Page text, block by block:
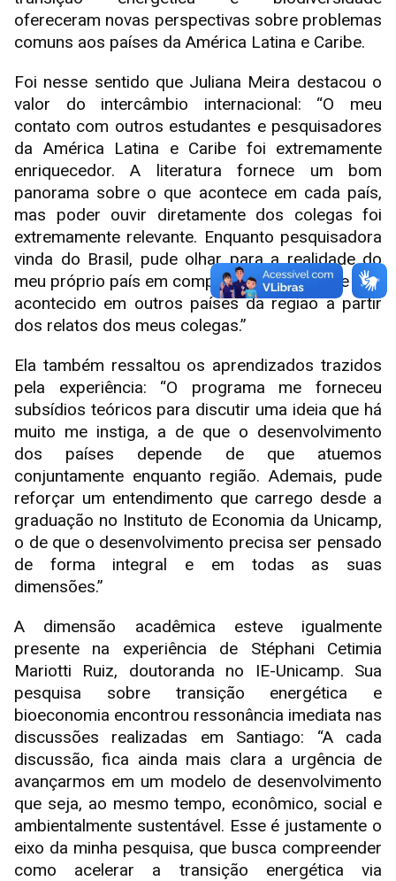
ofereceram novas perspectivas sobre problemas
comuns aos países da América Latina e Caribe.
Foi nesse sentido que Juliana Meira destacou o
valor do intercâmbio internacional: “O meu
contato com outros estudantes e pesquisadores
da América Latina e Caribe foi extremamente
enriquecedor. A literatura fornece um bom
panorama sobre o que acontece em cada país,
mas poder ouvir diretamente dos colegas foi
extremamente relevante. Enquanto pesquisadora
vinda do Brasil, pude olhar para a realidade do
meu próprio país em comparação com o que tem
acontecido em outros países da região a partir
dos relatos dos meus colegas.”
Ela também ressaltou os aprendizados trazidos
pela experiência: “O programa me forneceu
subsídios teóricos para discutir uma ideia que há
muito me instiga, a de que o desenvolvimento
dos países depende de que atuemos
conjuntamente enquanto região. Ademais, pude
reforçar um entendimento que carrego desde a
graduação no Instituto de Economia da Unicamp,
o de que o desenvolvimento precisa ser pensado
de forma integral e em todas as suas
dimensões.”
A dimensão acadêmica esteve igualmente
presente na experiência de Stéphani Cetimia
Mariotti Ruiz, doutoranda no IE-Unicamp. Sua
pesquisa sobre transição energética e
bioeconomia encontrou ressonância imediata nas
discussões realizadas em Santiago: “A cada
discussão, fica ainda mais clara a urgência de
avançarmos em um modelo de desenvolvimento
que seja, ao mesmo tempo, econômico, social e
ambientalmente sustentável. Esse é justamente o
eixo da minha pesquisa, que busca compreender
como acelerar a transição energética via